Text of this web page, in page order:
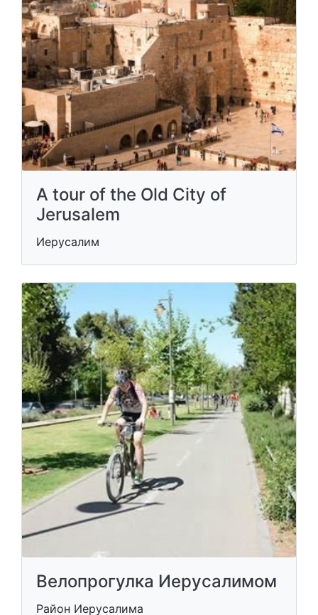
A tour of the Old City of
Jerusalem
Иерусалим
Велопрогулка Иерусалимом
Район Иерусалима